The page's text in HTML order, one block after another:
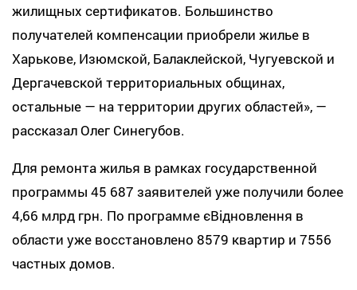
жилищных сертификатов. Большинство
получателей компенсации приобрели жилье в
Харькове, Изюмской, Балаклейской, Чугуевской и
Дергачевской территориальных общинах,
остальные — на территории других областей», —
рассказал Олег Синегубов.
Для ремонта жилья в рамках государственной
программы 45 687 заявителей уже получили более
4,66 млрд грн. По программе єВідновлення в
области уже восстановлено 8579 квартир и 7556
частных домов.